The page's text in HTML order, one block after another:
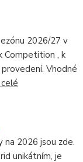
2026/27 v
Competition , k
Vhodné
2026 jsou zde.
unikátním, je